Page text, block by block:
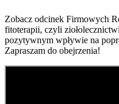
Zobacz odcinek Firmowych
fitoterapii, czyli
pozytywnym wpływie na
Zapraszam do obejrzenia!